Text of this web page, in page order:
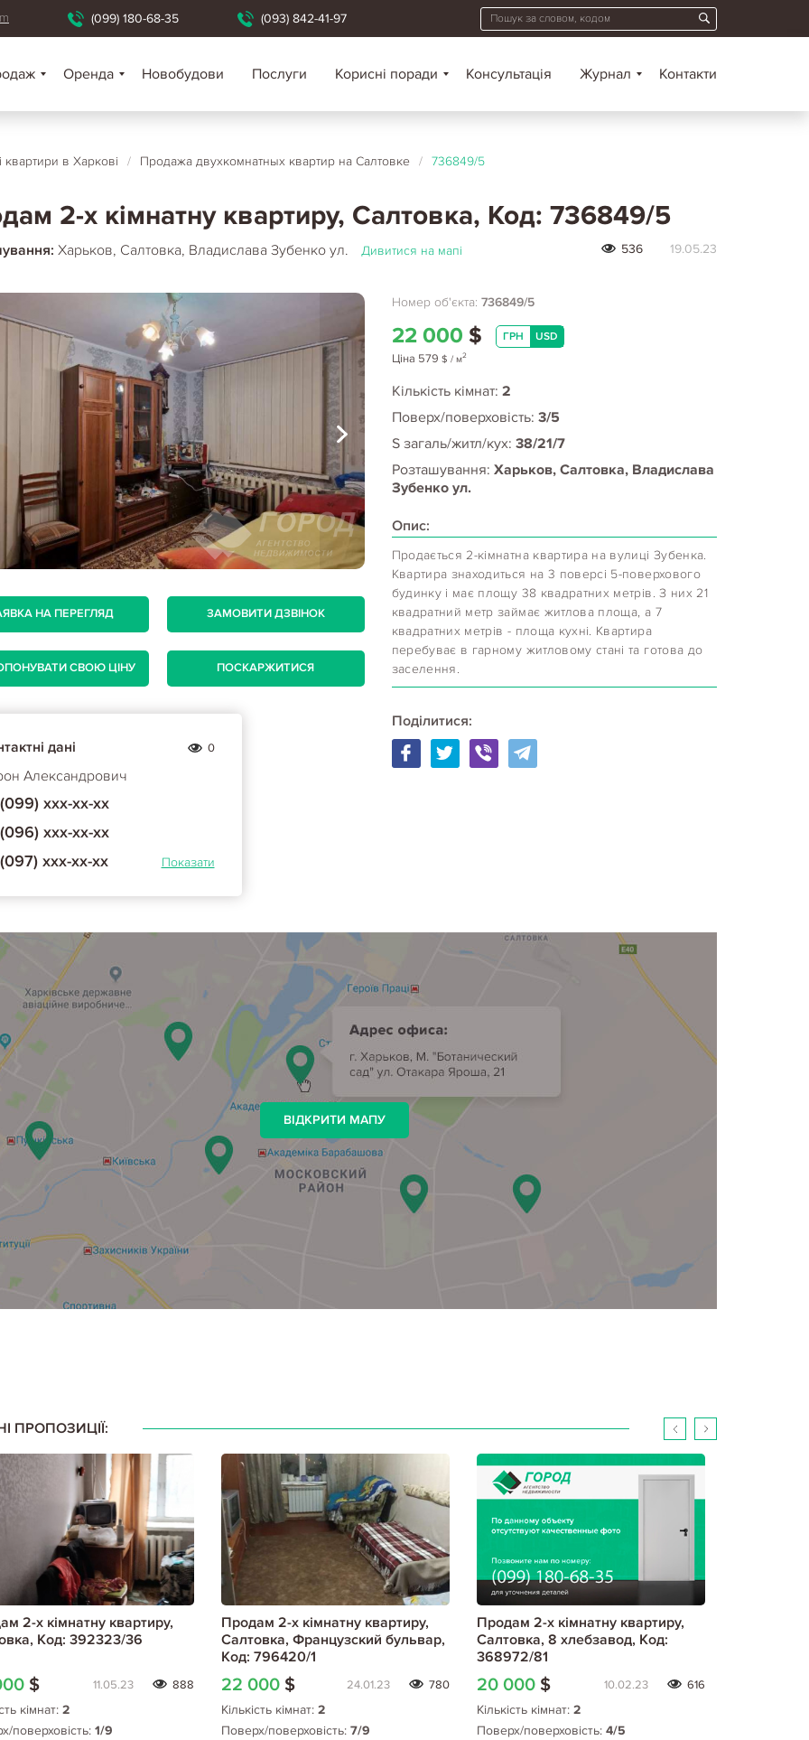
(099) 180-68-35 (093) 842-41-97
Оренда Новобудови Послуги Корисні поради Консультація Журнал Контакти
квартири в Харкові / Продажа двухкомнатных квартир на Салтовке / 736849/5
2-х кімнатну квартиру, Салтовка, Код: 736849/5
Харьков, Салтовка, Владислава Зубенко ул. Дивитися на мапі 536 19.05.23
НА ПЕРЕГЛЯД ЗАМОВИТИ ДЗВІНОК
СВОЮ ЦІНУ ПОСКАРЖИТИСЯ
дані 0
Александрович
(099) ххх-хх-хх
(096) ххх-хх-хх
(097) ххх-хх-хх
Показати
Номер об'єкта: 736849/5
22 000 $ ГРН USD
Ціна 579 $ / м2
Кількість кімнат: 2
Поверх/поверховість: 3/5
S загаль/житл/кух: 38/21/7
Розташування: Харьков, Салтовка, Владислава
Зубенко ул.
Опис:
Продається 2-кімнатна квартира на вулиці Зубенка.
Квартира знаходиться на 3 поверсі 5-поверхового
будинку і має площу 38 квадратних метрів. З них 21
квадратний метр займає житлова площа, а 7
квадратних метрів - площа кухні. Квартира
перебуває в гарному житловому стані та готова до
заселення.
Поділитися:
ВІДКРИТИ МАПУ
ПРОПОЗИЦІЇ:
2-х кімнатну квартиру,
Код: 392323/36
$ 11.05.23 888
кімнат: 2
поверховість: 1/9
Продам 2-х кімнатну квартиру,
Салтовка, Французский бульвар,
Код: 796420/1
22 000 $ 24.01.23 780
Кількість кімнат: 2
Поверх/поверховість: 7/9
Продам 2-х кімнатну квартиру,
Салтовка, 8 хлебзавод, Код:
368972/81
20 000 $ 10.02.23 616
Кількість кімнат: 2
Поверх/поверховість: 4/5